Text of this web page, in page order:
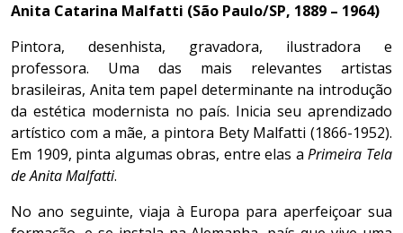
Anita Catarina Malfatti (São Paulo/SP, 1889 – 1964)
Pintora, desenhista, gravadora, ilustradora e
professora. Uma das mais relevantes artistas
brasileiras, Anita tem papel determinante na introdução
da estética modernista no país. Inicia seu aprendizado
artístico com a mãe, a pintora Bety Malfatti (1866-1952).
Em 1909, pinta algumas obras, entre elas aPrimeira Tela
de Anita Malfatti.
No ano seguinte, viaja à Europa para aperfeiçoar sua